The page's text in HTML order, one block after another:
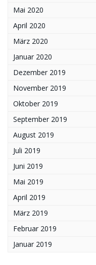
Mai 2020
April 2020
März 2020
Januar 2020
Dezember 2019
November 2019
Oktober 2019
September 2019
August 2019
Juli 2019
Juni 2019
Mai 2019
April 2019
März 2019
Februar 2019
Januar 2019